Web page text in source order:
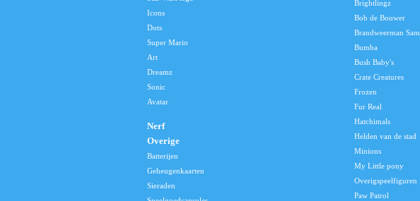
Icons
Dots
Super Mario
Art
Dreamz
Sonic
Avatar
Nerf
Overige
Batterijen
Geheugenkaarten
Sieraden
Brightlingz
Bob de Bouwer
Brandweerman Sam
Bumba
Bush Baby's
Crate Creatures
Frozen
Fur Real
Hatchimals
Helden van de stad
Minions
My Little pony
Overigspeelfiguren
Paw Patrol